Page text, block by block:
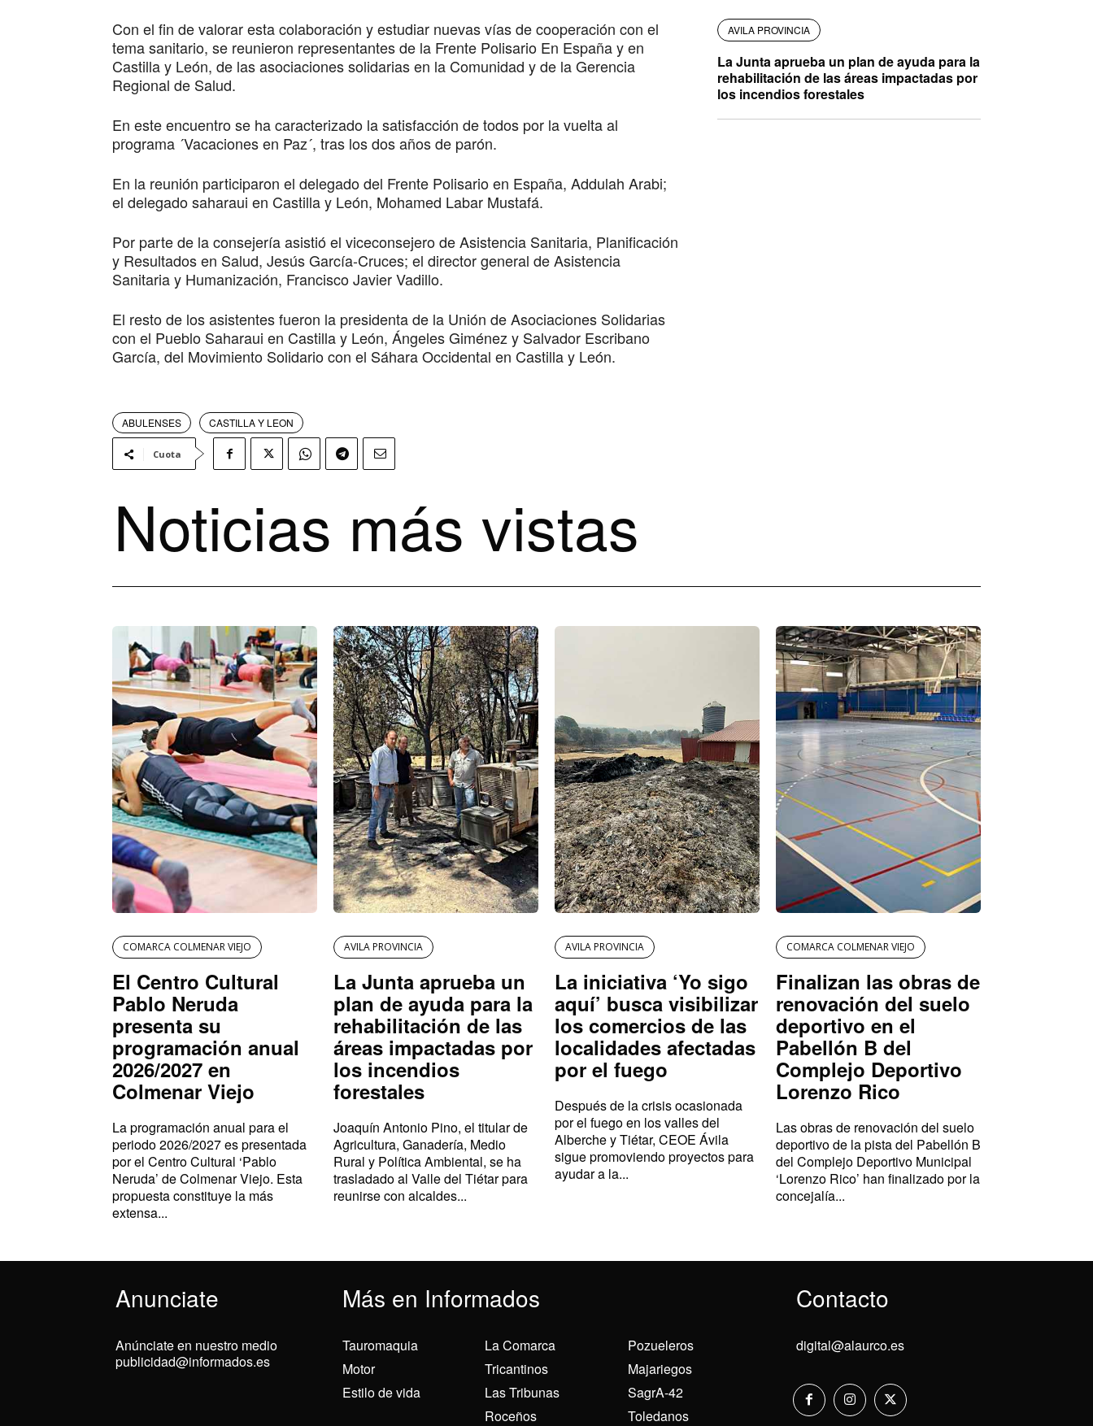
Con el fin de valorar esta colaboración y estudiar nuevas vías de cooperación con el
tema sanitario, se reunieron representantes de la Frente Polisario En España y en
Castilla y León, de las asociaciones solidarias en la Comunidad y de la Gerencia
Regional de Salud.
En este encuentro se ha caracterizado la satisfacción de todos por la vuelta al
programa ´Vacaciones en Paz´, tras los dos años de parón.
En la reunión participaron el delegado del Frente Polisario en España, Addulah Arabi;
el delegado saharaui en Castilla y León, Mohamed Labar Mustafá.
Por parte de la consejería asistió el viceconsejero de Asistencia Sanitaria, Planificación
y Resultados en Salud, Jesús García-Cruces; el director general de Asistencia
Sanitaria y Humanización, Francisco Javier Vadillo.
El resto de los asistentes fueron la presidenta de la Unión de Asociaciones Solidarias
con el Pueblo Saharaui en Castilla y León, Ángeles Giménez y Salvador Escribano
García, del Movimiento Solidario con el Sáhara Occidental en Castilla y León.
ABULENSES CASTILLA Y LEON
Cuota
AVILA PROVINCIA
La Junta aprueba un plan de ayuda para la
rehabilitación de las áreas impactadas por
los incendios forestales
Noticias más vistas
COMARCA COLMENAR VIEJO
El Centro Cultural
Pablo Neruda
presenta su
programación anual
2026/2027 en
Colmenar Viejo
La programación anual para el
periodo 2026/2027 es presentada
por el Centro Cultural ‘Pablo
Neruda’ de Colmenar Viejo. Esta
propuesta constituye la más
extensa...
AVILA PROVINCIA
La Junta aprueba un
plan de ayuda para la
rehabilitación de las
áreas impactadas por
los incendios
forestales
Joaquín Antonio Pino, el titular de
Agricultura, Ganadería, Medio
Rural y Política Ambiental, se ha
trasladado al Valle del Tiétar para
reunirse con alcaldes...
AVILA PROVINCIA
La iniciativa ‘Yo sigo
aquí’ busca visibilizar
los comercios de las
localidades afectadas
por el fuego
Después de la crisis ocasionada
por el fuego en los valles del
Alberche y Tiétar, CEOE Ávila
sigue promoviendo proyectos para
ayudar a la...
COMARCA COLMENAR VIEJO
Finalizan las obras de
renovación del suelo
deportivo en el
Pabellón B del
Complejo Deportivo
Lorenzo Rico
Las obras de renovación del suelo
deportivo de la pista del Pabellón B
del Complejo Deportivo Municipal
‘Lorenzo Rico’ han finalizado por la
concejalía...
Anunciate Más en Informados Contacto
Anúnciate en nuestro medio
publicidad@informados.es
Tauromaquia
Motor
Estilo de vida
La Comarca
Tricantinos
Las Tribunas
Roceños
Pozueleros
Majariegos
SagrA-42
Toledanos
digital@alaurco.es